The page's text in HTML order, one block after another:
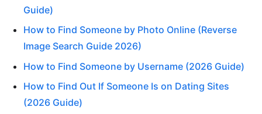
Guide)
How to Find Someone by Photo Online (Reverse
Image Search Guide 2026)
How to Find Someone by Username (2026 Guide)
How to Find Out If Someone Is on Dating Sites
(2026 Guide)